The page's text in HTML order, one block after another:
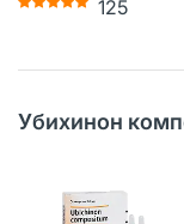
125
Убихинон